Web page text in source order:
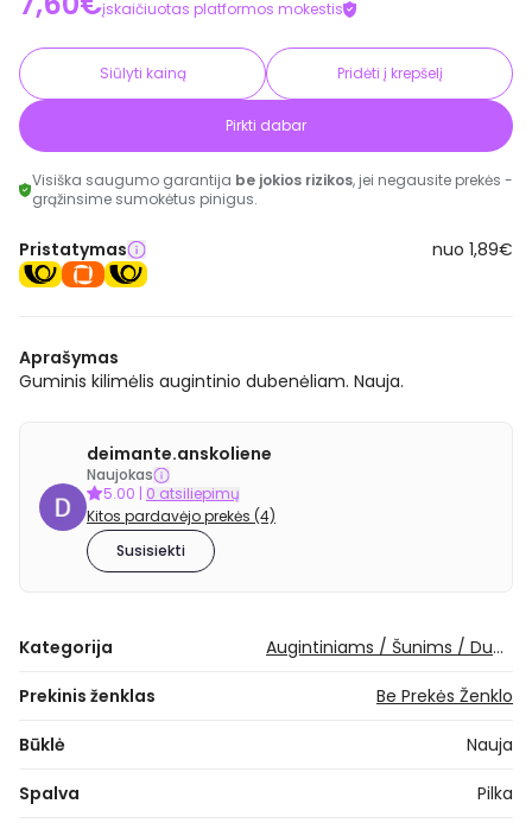
įskaičiuotas platformos mokestis
Siūlyti kainą Pridėti į krepšelį
Pirkti dabar
Visiška saugumo garantija be jokios rizikos, jei negausite prekės -
grąžinsime sumokėtus pinigus.
Pristatymas nuo 1,89€
Aprašymas
Guminis kilimėlis augintinio dubenėliam. Nauja.
deimante.anskoliene
Naujokas
5.00 | 0 atsiliepimų
Kitos pardavėjo prekės (4)
Susisiekti
Kategorija Augintiniams / Šunims / Dubenėliai, dėžės maistui
Prekinis ženklas Be Prekės Ženklo
Būklė Nauja
Spalva Pilka